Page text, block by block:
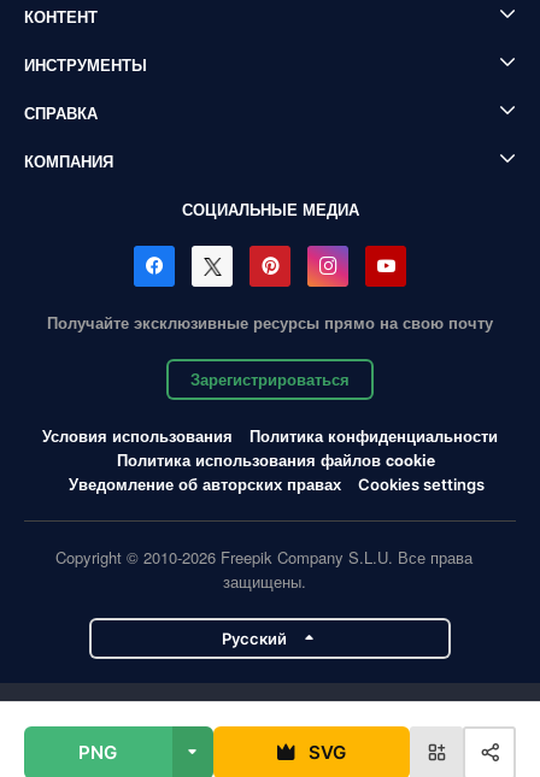
PNG SVG
КОНТЕНТ
ИНСТРУМЕНТЫ
СПРАВКА
КОМПАНИЯ
СОЦИАЛЬНЫЕ МЕДИА
Получайте эксклюзивные ресурсы прямо на свою почту
Зарегистрироваться
Условия использования
Политика конфиденциальности
Политика использования файлов cookie
Уведомление об авторских правах
Cookies settings
Copyright © 2010-2026 Freepik Company S.L.U. Все права
защищены.
Pусский
Flaticon Slidesgo